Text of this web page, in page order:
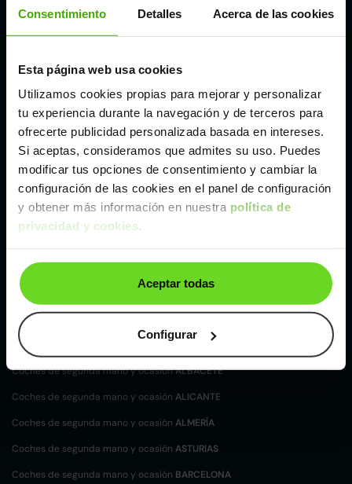
Consentimiento Detalles Acerca de las cookies
Esta página web usa cookies
Utilizamos cookies propias para mejorar y personalizar
tu experiencia durante la navegación y de terceros para
ofrecerte publicidad personalizada basada en intereses.
Si aceptas, consideramos que admites su uso. Puedes
modificar tus opciones de consentimiento y cambiar la
configuración de las cookies en el panel de configuración
y obtener más información en nuestra política de
privacidad y cookies.
Aceptar todas
Configurar
Córdoba
Valencia
Zaragoza
Renault Mégane de segunda mano y ocasión
Coches de segunda mano y ocasión por
localización
Coches de segunda mano y ocasiónALBACETE
Coches de segunda mano y ocasión ALICANTE
Coches de segunda mano y ocasión ALMERÍA
Coches de segunda mano y ocasión ASTURIAS
Coches de segunda mano y ocasión BARCELONA